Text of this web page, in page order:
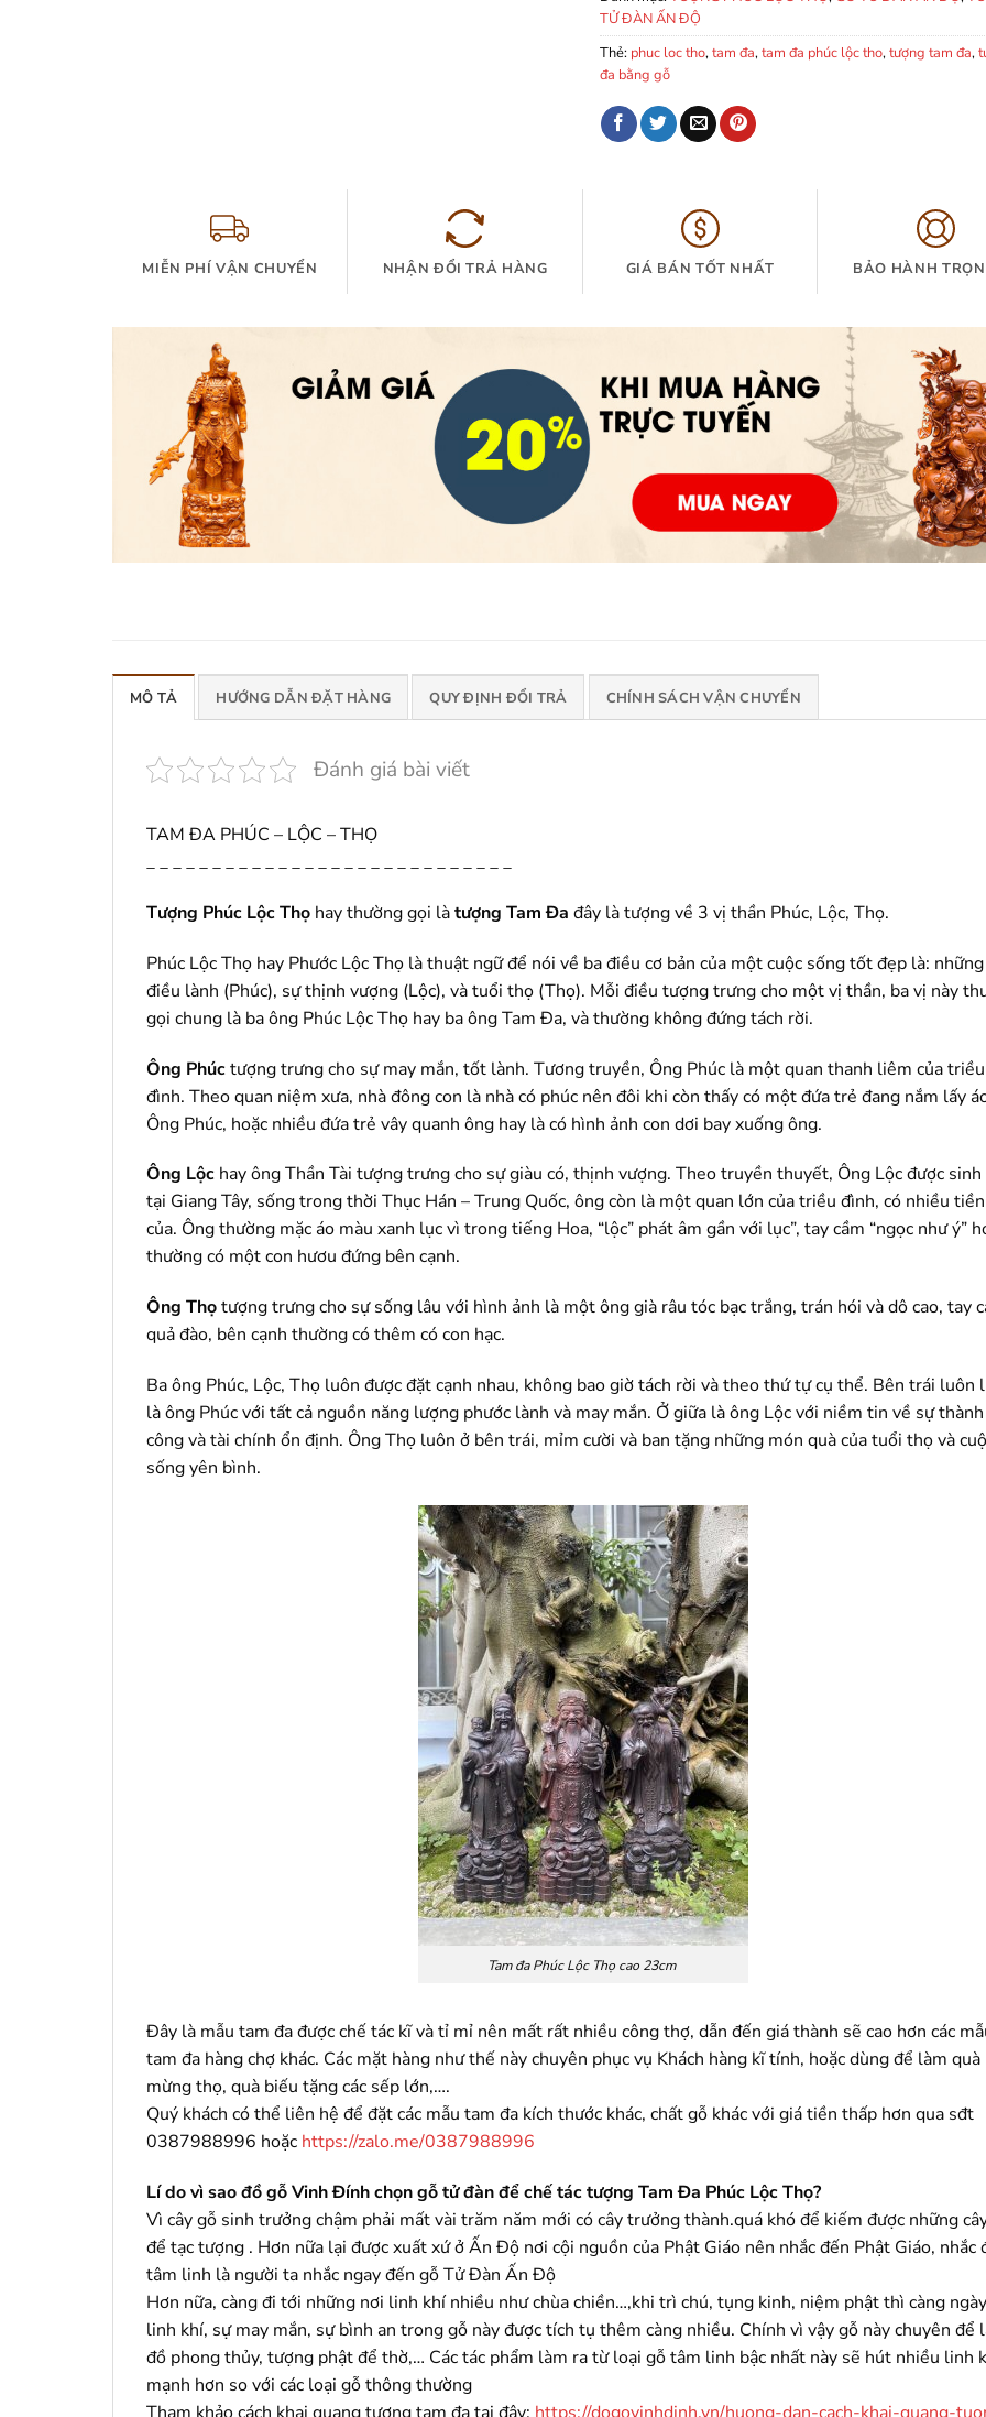
TỬ ĐÀN ẤN ĐỘ
Thẻ: phuc loc tho,tam đa,tam đa phúc lộc tho,tượng tam đa,
đa bằng gỗ
MIỄN PHÍ VẬN CHUYỂN NHẬN ĐỔI TRẢ HÀNG GIÁ BÁN TỐT NHẤT BẢO HÀNH
MÔ TẢ HƯỚNG DẪN ĐẶT HÀNG QUY ĐỊNH ĐỔI TRẢ CHÍNH SÁCH VẬN CHUYỂN
Đánh giá bài viết
TAM ĐA PHÚC – LỘC – THỌ
_ _ _ _ _ _ _ _ _ _ _ _ _ _ _ _ _ _ _ _ _ _ _ _ _ _ _ _
Tượng Phúc Lộc Thọ hay thường gọi làtượng Tam Đa đây là tượng về 3 vị thần Phúc, Lộc, Thọ.
Phúc Lộc Thọ hay Phước Lộc Thọ là thuật ngữ để nói về ba điều cơ bản của một cuộc sống tốt đẹp là: những
điều lành (Phúc), sự thịnh vượng (Lộc), và tuổi thọ (Thọ). Mỗi điều tượng trưng cho một vị thần, ba vị này
gọi chung là ba ông Phúc Lộc Thọ hay ba ông Tam Đa, và thường không đứng tách rời.
Ông Phúctượng trưng cho sự may mắn, tốt lành. Tương truyền, Ông Phúc là một quan thanh liêm của triều
đình. Theo quan niệm xưa, nhà đông con là nhà có phúc nên đôi khi còn thấy có một đứa trẻ đang nắm lấy
Ông Phúc, hoặc nhiều đứa trẻ vây quanh ông hay là có hình ảnh con dơi bay xuống ông.
Ông Lộc hay ông Thần Tài tượng trưng cho sự giàu có, thịnh vượng. Theo truyền thuyết, Ông Lộc được sinh
tại Giang Tây, sống trong thời Thục Hán – Trung Quốc, ông còn là một quan lớn của triều đình, có nhiều tiền
của. Ông thường mặc áo màu xanh lục vì trong tiếng Hoa, “lộc” phát âm gần với lục”, tay cầm “ngọc như ý”
thường có một con hươu đứng bên cạnh.
Ông Thọtượng trưng cho sự sống lâu với hình ảnh là một ông già râu tóc bạc trắng, trán hói và dô cao, tay
quả đào, bên cạnh thường có thêm có con hạc.
Ba ông Phúc, Lộc, Thọ luôn được đặt cạnh nhau, không bao giờ tách rời và theo thứ tự cụ thể. Bên trái luôn
là ông Phúc với tất cả nguồn năng lượng phước lành và may mắn. Ở giữa là ông Lộc với niềm tin về sự thành
công và tài chính ổn định. Ông Thọ luôn ở bên trái, mỉm cười và ban tặng những món quà của tuổi thọ và
sống yên bình.
Tam đa Phúc Lộc Thọ cao 23cm
Đây là mẫu tam đa được chế tác kĩ và tỉ mỉ nên mất rất nhiều công thợ, dẫn đến giá thành sẽ cao hơn các
tam đa hàng chợ khác. Các mặt hàng như thế này chuyên phục vụ Khách hàng kĩ tính, hoặc dùng để làm quà
mừng thọ, quà biếu tặng các sếp lớn,….
Quý khách có thể liên hệ để đặt các mẫu tam đa kích thước khác, chất gỗ khác với giá tiền thấp hơn qua sđt
0387988996 hoặc https://zalo.me/0387988996
Lí do vì sao đồ gỗ Vinh Đính chọn gỗ tử đàn để chế tác tượng Tam Đa Phúc Lộc Thọ?
Vì cây gỗ sinh trưởng chậm phải mất vài trăm năm mới có cây trưởng thành.quá khó để kiếm được những
để tạc tượng . Hơn nữa lại được xuất xứ ở Ấn Độ nơi cội nguồn của Phật Giáo nên nhắc đến Phật Giáo, nhắc
tâm linh là người ta nhắc ngay đến gỗ Tử Đàn Ấn Độ
Hơn nữa, càng đi tới những nơi linh khí nhiều như chùa chiền…,khi trì chú, tụng kinh, niệm phật thì càng ngày
linh khí, sự may mắn, sự bình an trong gỗ này được tích tụ thêm càng nhiều. Chính vì vậy gỗ này chuyên để
đồ phong thủy, tượng phật để thờ,… Các tác phẩm làm ra từ loại gỗ tâm linh bậc nhất này sẽ hút nhiều linh
mạnh hơn so với các loại gỗ thông thường